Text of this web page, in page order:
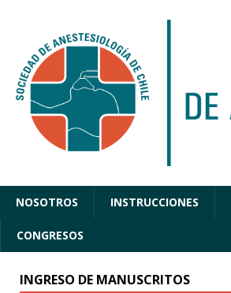
NOSOTROS INSTRUCCIONES
CONGRESOS
INGRESO DE MANUSCRITOS